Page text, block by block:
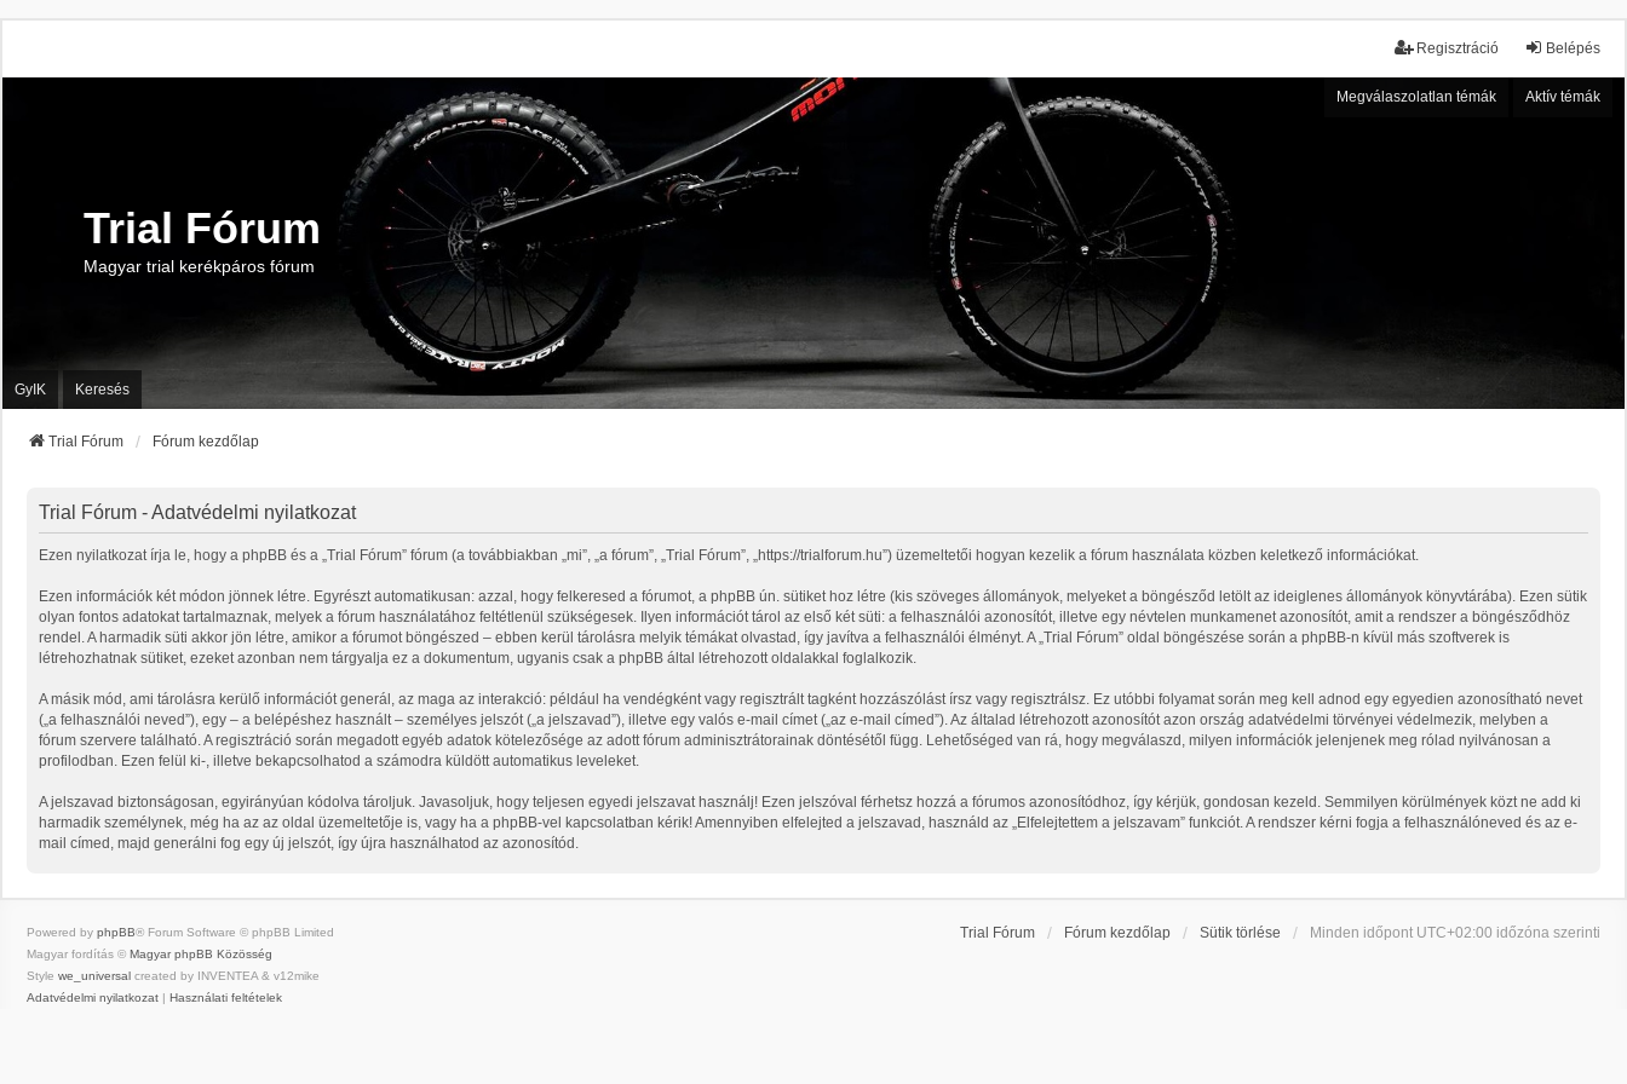
Belépés
Regisztráció
Megválaszolatlan témák Aktív témák
Trial Fórum
Magyar trial kerékpáros fórum
GyIK Keresés
Trial Fórum Fórum kezdőlap
Trial Fórum - Adatvédelmi nyilatkozat
Ezen nyilatkozat írja le, hogy a phpBB és a „Trial Fórum” fórum (a továbbiakban „mi”, „a fórum”, „Trial Fórum”, „https://trialforum.hu”) üzemeltetői hogyan kezelik a fórum használata közben keletkező információkat.
Ezen információk két módon jönnek létre. Egyrészt automatikusan: azzal, hogy felkeresed a fórumot, a phpBB ún. sütiket hoz létre (kis szöveges állományok, melyeket a böngésződ letölt az ideiglenes állományok könyvtárába). Ezen sütik
olyan fontos adatokat tartalmaznak, melyek a fórum használatához feltétlenül szükségesek. Ilyen információt tárol az első két süti: a felhasználói azonosítót, illetve egy névtelen munkamenet azonosítót, amit a rendszer a böngésződhöz
rendel. A harmadik süti akkor jön létre, amikor a fórumot böngészed – ebben kerül tárolásra melyik témákat olvastad, így javítva a felhasználói élményt. A „Trial Fórum” oldal böngészése során a phpBB-n kívül más szoftverek is
létrehozhatnak sütiket, ezeket azonban nem tárgyalja ez a dokumentum, ugyanis csak a phpBB által létrehozott oldalakkal foglalkozik.
A másik mód, ami tárolásra kerülő információt generál, az maga az interakció: például ha vendégként vagy regisztrált tagként hozzászólást írsz vagy regisztrálsz. Ez utóbbi folyamat során meg kell adnod egy egyedien azonosítható nevet
(„a felhasználói neved”), egy – a belépéshez használt – személyes jelszót („a jelszavad”), illetve egy valós e-mail címet („az e-mail címed”). Az általad létrehozott azonosítót azon ország adatvédelmi törvényei védelmezik, melyben a
fórum szervere található. A regisztráció során megadott egyéb adatok kötelezősége az adott fórum adminisztrátorainak döntésétől függ. Lehetőséged van rá, hogy megválaszd, milyen információk jelenjenek meg rólad nyilvánosan a
profilodban. Ezen felül ki-, illetve bekapcsolhatod a számodra küldött automatikus leveleket.
A jelszavad biztonságosan, egyirányúan kódolva tároljuk. Javasoljuk, hogy teljesen egyedi jelszavat használj! Ezen jelszóval férhetsz hozzá a fórumos azonosítódhoz, így kérjük, gondosan kezeld. Semmilyen körülmények közt ne add ki
harmadik személynek, még ha az az oldal üzemeltetője is, vagy ha a phpBB-vel kapcsolatban kérik! Amennyiben elfelejted a jelszavad, használd az „Elfelejtettem a jelszavam” funkciót. A rendszer kérni fogja a felhasználóneved és az e-
mail címed, majd generálni fog egy új jelszót, így újra használhatod az azonosítód.
Trial Fórum Fórum kezdőlap Sütik törlése Minden időpont UTC+02:00 időzóna szerinti
Powered by phpBB® Forum Software © phpBB Limited
Magyar fordítás © Magyar phpBB Közösség
Style we_universal created by INVENTEA & v12mike
Adatvédelmi nyilatkozat
Használati feltételek